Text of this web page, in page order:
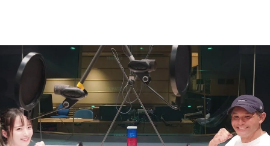
お知らせ
イベント・グッズ
YouTube
会社情報